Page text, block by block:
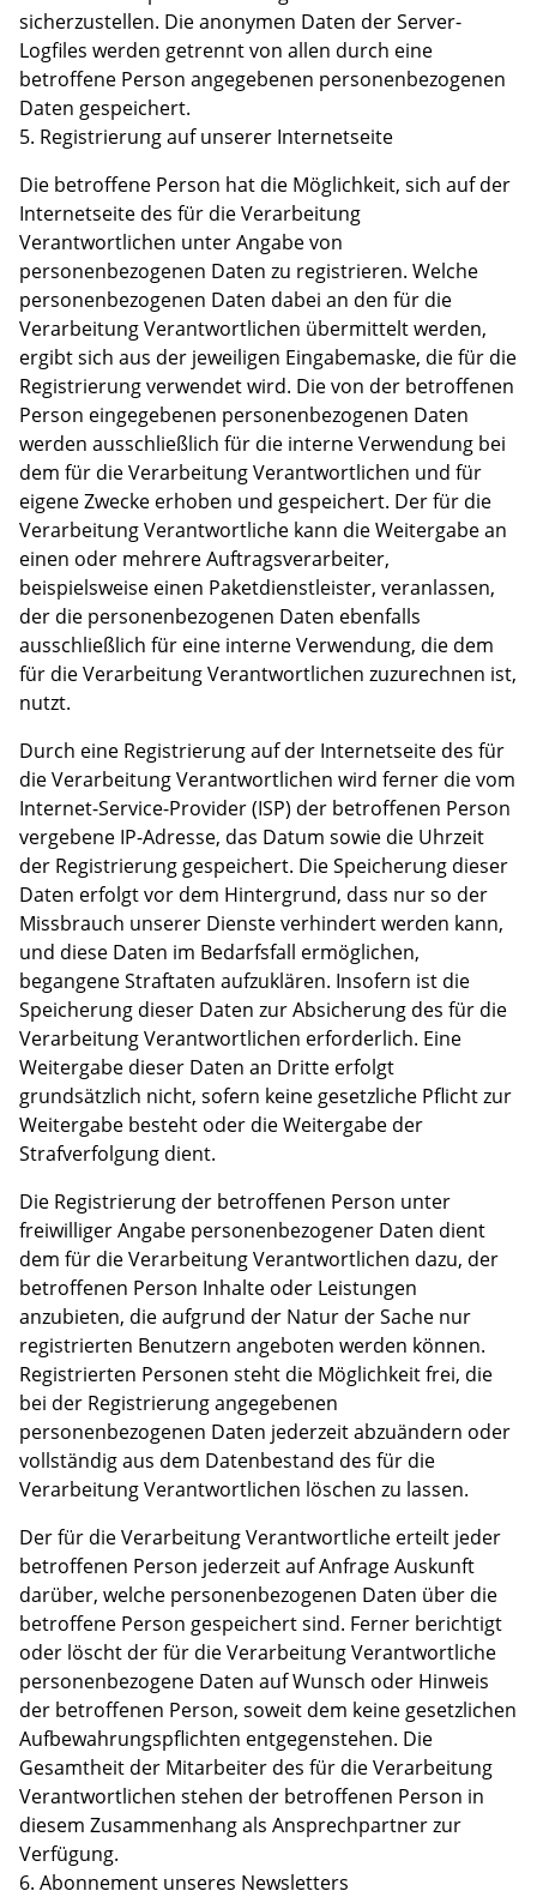
sicherzustellen. Die anonymen Daten der Server-
Logfiles werden getrennt von allen durch eine
betroffene Person angegebenen personenbezogenen
Daten gespeichert.
5. Registrierung auf unserer Internetseite
Die betroffene Person hat die Möglichkeit, sich auf der
Internetseite des für die Verarbeitung
Verantwortlichen unter Angabe von
personenbezogenen Daten zu registrieren. Welche
personenbezogenen Daten dabei an den für die
Verarbeitung Verantwortlichen übermittelt werden,
ergibt sich aus der jeweiligen Eingabemaske, die für die
Registrierung verwendet wird. Die von der betroffenen
Person eingegebenen personenbezogenen Daten
werden ausschließlich für die interne Verwendung bei
dem für die Verarbeitung Verantwortlichen und für
eigene Zwecke erhoben und gespeichert. Der für die
Verarbeitung Verantwortliche kann die Weitergabe an
einen oder mehrere Auftragsverarbeiter,
beispielsweise einen Paketdienstleister, veranlassen,
der die personenbezogenen Daten ebenfalls
ausschließlich für eine interne Verwendung, die dem
für die Verarbeitung Verantwortlichen zuzurechnen ist,
nutzt.
Durch eine Registrierung auf der Internetseite des für
die Verarbeitung Verantwortlichen wird ferner die vom
Internet-Service-Provider (ISP) der betroffenen Person
vergebene IP-Adresse, das Datum sowie die Uhrzeit
der Registrierung gespeichert. Die Speicherung dieser
Daten erfolgt vor dem Hintergrund, dass nur so der
Missbrauch unserer Dienste verhindert werden kann,
und diese Daten im Bedarfsfall ermöglichen,
begangene Straftaten aufzuklären. Insofern ist die
Speicherung dieser Daten zur Absicherung des für die
Verarbeitung Verantwortlichen erforderlich. Eine
Weitergabe dieser Daten an Dritte erfolgt
grundsätzlich nicht, sofern keine gesetzliche Pflicht zur
Weitergabe besteht oder die Weitergabe der
Strafverfolgung dient.
Die Registrierung der betroffenen Person unter
freiwilliger Angabe personenbezogener Daten dient
dem für die Verarbeitung Verantwortlichen dazu, der
betroffenen Person Inhalte oder Leistungen
anzubieten, die aufgrund der Natur der Sache nur
registrierten Benutzern angeboten werden können.
Registrierten Personen steht die Möglichkeit frei, die
bei der Registrierung angegebenen
personenbezogenen Daten jederzeit abzuändern oder
vollständig aus dem Datenbestand des für die
Verarbeitung Verantwortlichen löschen zu lassen.
Der für die Verarbeitung Verantwortliche erteilt jeder
betroffenen Person jederzeit auf Anfrage Auskunft
darüber, welche personenbezogenen Daten über die
betroffene Person gespeichert sind. Ferner berichtigt
oder löscht der für die Verarbeitung Verantwortliche
personenbezogene Daten auf Wunsch oder Hinweis
der betroffenen Person, soweit dem keine gesetzlichen
Aufbewahrungspflichten entgegenstehen. Die
Gesamtheit der Mitarbeiter des für die Verarbeitung
Verantwortlichen stehen der betroffenen Person in
diesem Zusammenhang als Ansprechpartner zur
Verfügung.
6. Abonnement unseres Newsletters